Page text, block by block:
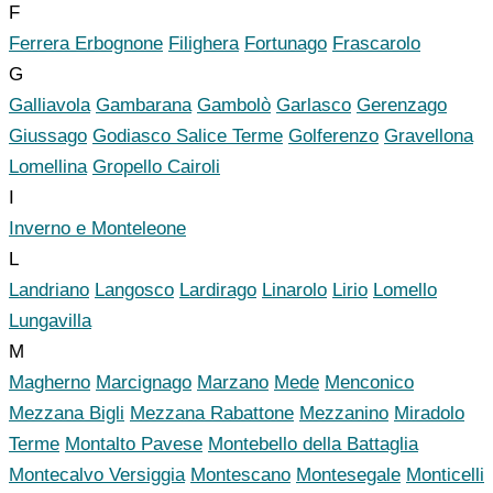
F
Ferrera Erbognone Filighera Fortunago Frascarolo
G
Galliavola Gambarana Gambolò Garlasco Gerenzago
Giussago Godiasco Salice Terme Golferenzo Gravellona
Lomellina Gropello Cairoli
I
Inverno e Monteleone
L
Landriano Langosco Lardirago Linarolo Lirio Lomello
Lungavilla
M
Magherno Marcignago Marzano Mede Menconico
Mezzana Bigli Mezzana Rabattone Mezzanino Miradolo
Terme Montalto Pavese Montebello della Battaglia
Montecalvo Versiggia Montescano Montesegale Monticelli